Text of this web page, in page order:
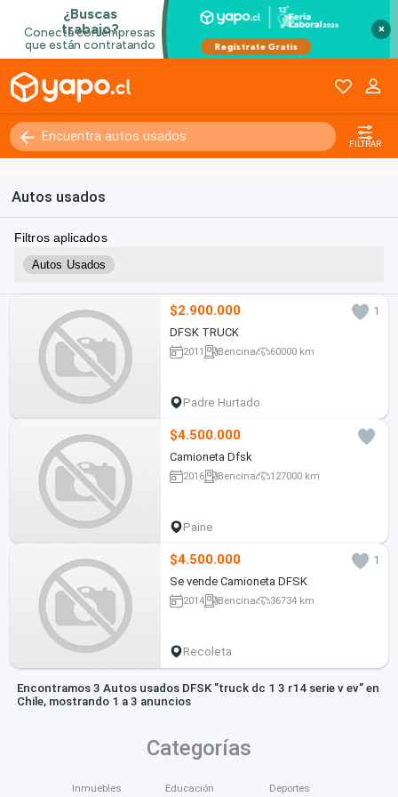
×
FILTRAR
Autos usados
Filtros aplicados
Autos Usados
$2.900.000
1
DFSK TRUCK
2011 Bencina 60000 km
Padre Hurtado
$4.500.000
Camioneta Dfsk
2016 Bencina 127000 km
Paine
$4.500.000
1
Se vende Camioneta DFSK
2014 Bencina 36734 km
Recoleta
Encontramos 3 Autos usados DFSK "truck dc 1 3 r14 serie v ev" en
Chile, mostrando 1 a 3 anuncios
Categorías
Inmuebles Educación Deportes